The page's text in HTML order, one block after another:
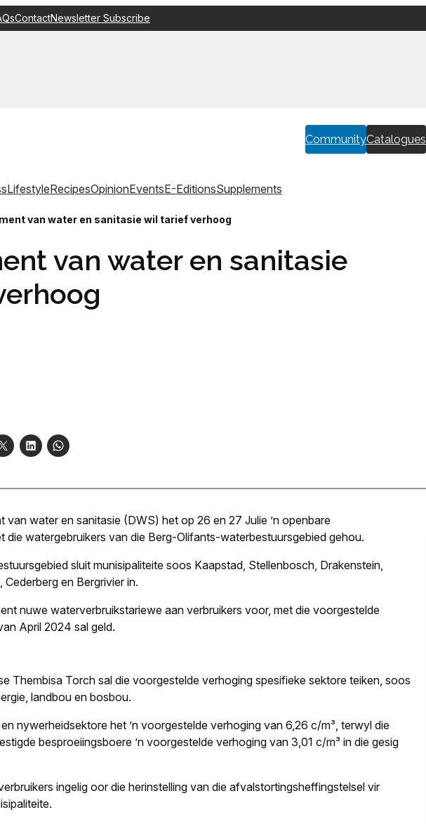
ContactNewsletter Subscribe
CommunityCatalogues
LifestyleRecipesOpinionEventsE-EditionsSupplements
van water en sanitasie wil tarief verhoog
van water en sanitasie
van water en sanitasie (DWS) het op 26 en 27 Julie ’n openbare
die watergebruikers van die Berg-Olifants-waterbestuursgebied gehou.
sluit munisipaliteite soos Kaapstad, Stellenbosch, Drakenstein,
en Bergrivier in.
nuwe waterverbruikstariewe aan verbruikers voor, met die voorgestelde
April 2024 sal geld.
Thembisa Torch sal die voorgestelde verhoging spesifieke sektore teiken, soos
landbou en bosbou.
nywerheidsektore het ’n voorgestelde verhoging van 6,26 c/m³, terwyl die
besproeiingsboere ’n voorgestelde verhoging van 3,01 c/m³ in die gesig
ingelig oor die herinstelling van die afvalstortingsheffingstelsel vir